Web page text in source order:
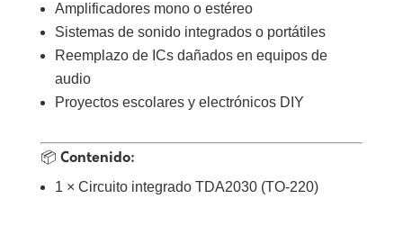
Amplificadores mono o estéreo
Sistemas de sonido integrados o portátiles
Reemplazo de ICs dañados en equipos de
audio
Proyectos escolares y electrónicos DIY
📦 Contenido:
1 × Circuito integrado TDA2030 (TO-220)